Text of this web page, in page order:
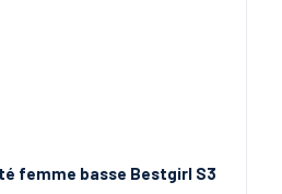
femme basse Bestgirl S3